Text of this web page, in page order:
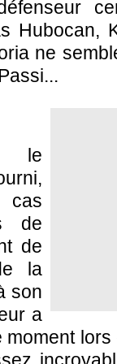
Hubocan,
ne
le
cas
de
de
la
son
a